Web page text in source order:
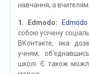
навчання, а вчителям
1. Edmodo: Edmodo
собою усічену
ВКонтакте, яка
учням,
школі. Є також